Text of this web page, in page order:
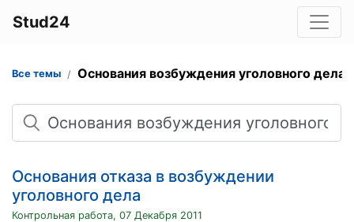
Stud24
Все темы Основания возбуждения уголовного дела
Поиск
Основания отказа в возбуждении
уголовного дела
Контрольная работа, 07 Декабря 2011